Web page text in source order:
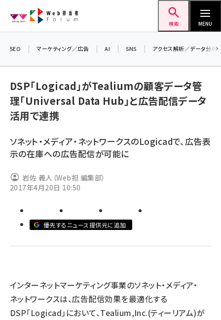
ン
検索 MENU
seo (3519)
youtube (2425)
セミナー (2301)
meo (1274)
SEO マーケティング／広告 AI SNS アクセス解析／データ分析
DSP「Logicad」がTealiumの顧客データ管
理「Universal Data Hub」と広告配信データ
活用で連携
ソネット・メディア・ネットワークスのLogicadで、広告表
示の在庫への広告配信が可能に
岩佐 義人（Web担 編集部）
2017年4月20日 10:50
優先するニュース提供元に追加
インターネットマーケティング事業のソネット・メディア・
ネットワークスは、広告配信効果を最適化する
DSP「Logicad」において、Tealium,Inc.(ティーリアム)が
▼ア